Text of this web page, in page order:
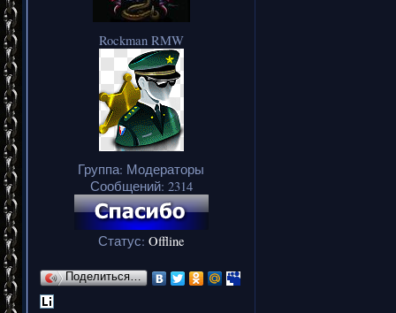
Rockman RMW
Группа: Модераторы
Сообщений: 2314
Статус: Offline
Поделиться…